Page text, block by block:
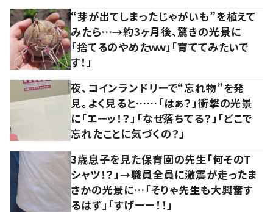
“芽が出てしまったじゃがいも”を植えて
みたら…→約3ヶ月後、驚きの光景に
「捨てるのやめたｗｗ」「育ててみたいで
す！」
夜、コインランドリーで“忘れ物”を発
見。よく見ると……「はぁ？」衝撃の光景
に「エーッ！？」「なぜ落ちてる？」「どこで
忘れたことに気づくの？」
3歳息子を見た保育園の先生「何そのT
シャツ！？」→職員全員に激震が走ったま
さかの光景に…「そりゃ先生も大興奮す
るはず」「すげーー！！」